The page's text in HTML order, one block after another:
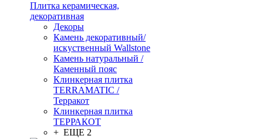
Плитка керамическая,
декоративная
Декоры
Камень декоративный/
искуственный Wallstone
Камень натуральный /
Каменный пояс
Клинкерная плитка
TERRAMATIC /
Терракот
Клинкерная плитка
ТЕРРАКОТ
+ ЕЩЕ 2